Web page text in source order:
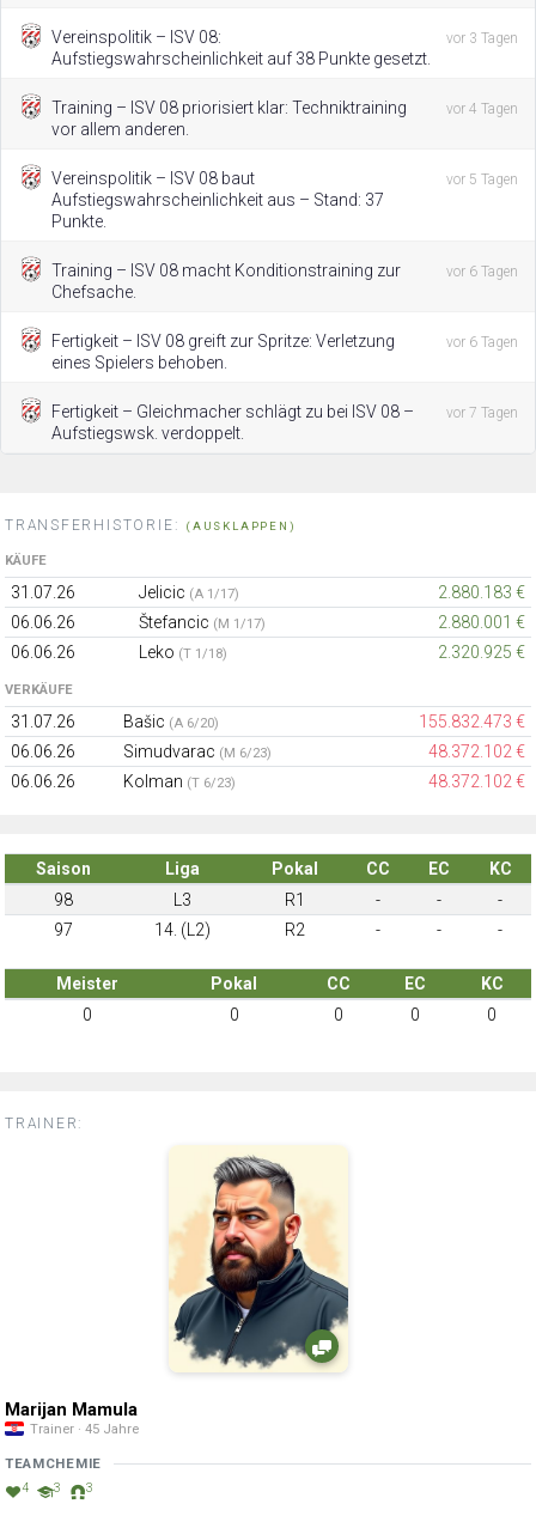
Vereinspolitik – ISV 08:
Aufstiegswahrscheinlichkeit auf 38 Punkte gesetzt.
vor 3 Tagen
Training – ISV 08 priorisiert klar: Techniktraining
vor allem anderen.
vor 4 Tagen
Vereinspolitik – ISV 08 baut
Aufstiegswahrscheinlichkeit aus – Stand: 37
Punkte.
vor 5 Tagen
Training – ISV 08 macht Konditionstraining zur
Chefsache.
vor 6 Tagen
Fertigkeit – ISV 08 greift zur Spritze: Verletzung
eines Spielers behoben.
vor 6 Tagen
Fertigkeit – Gleichmacher schlägt zu bei ISV 08 –
Aufstiegswsk. verdoppelt.
vor 7 Tagen
TRANSFERHISTORIE: (AUSKLAPPEN)
KÄUFE
31.07.26 Jelicic (A 1/17)
2.880.183 €
06.06.26
Štefancic (M 1/17)
2.880.001 €
06.06.26
Leko (T 1/18) 2.320.925 €
VERKÄUFE
31.07.26 Bašic (A 6/20)
155.832.473 €
06.06.26
Simudvarac (M 6/23)
48.372.102 €
06.06.26
Kolman (T 6/23) 48.372.102 €
Saison Liga Pokal CC EC
KC
98
L3 R1 - -
-
97
14. (L2) R2 - - -
Meister Pokal CC EC
KC
0
0 0 0 0
TRAINER:
Marijan Mamula
Trainer · 45 Jahre
TEAMCHEMIE
4 3 3